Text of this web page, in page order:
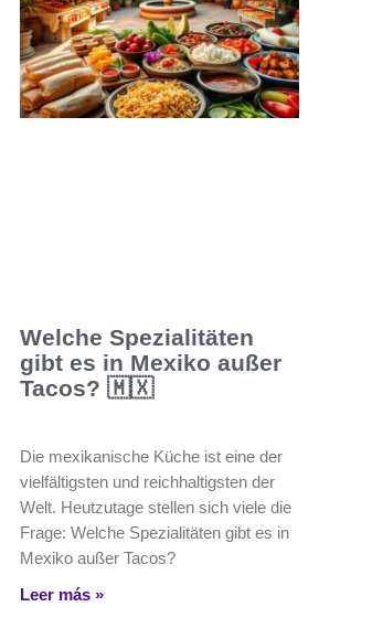
Welche Spezialitäten
gibt es in Mexiko außer
Tacos? 🇲🇽
Die mexikanische Küche ist eine der
vielfältigsten und reichhaltigsten der
Welt. Heutzutage stellen sich viele die
Frage: Welche Spezialitäten gibt es in
Mexiko außer Tacos?
Leer más »